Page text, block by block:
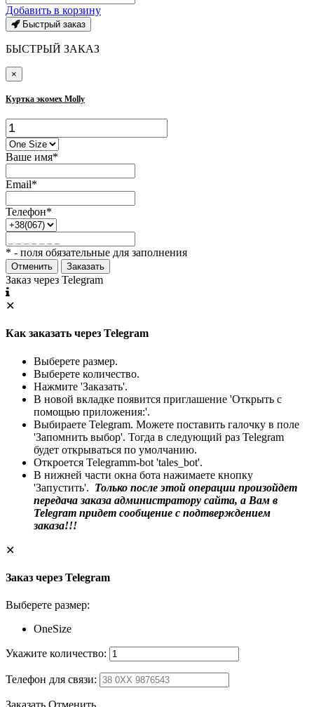
Добавить в корзину
Быстрый заказ
БЫСТРЫЙ ЗАКАЗ
×
Куртка экомех Molly
Ваше имя*
Email*
Телефон*
* - поля обязательные для заполнения
Отменить Заказать
Заказ через Telegram
✕
Как заказать через Telegram
Выберете размер.
Выберете количество.
Нажмите 'Заказать'.
В новой вкладке появится приглашение 'Открыть с
помощью приложения:'.
Выбираете Telegram. Можете поставить галочку в поле
'Запомнить выбор'. Тогда в следующий раз Telegram
будет открываться по умолчанию.
Откроется Telegramm-bot 'tales_bot'.
В нижней части окна бота нажимаете кнопку
'Запустить'. Только после этой операции произойдет
передача заказа администратору сайта, а Вам в
Telegram придет сообщение с подтверждением
заказа!!!
✕
Заказ через Telegram
Выберете размер:
OneSize
Укажите количество:
Телефон для связи: